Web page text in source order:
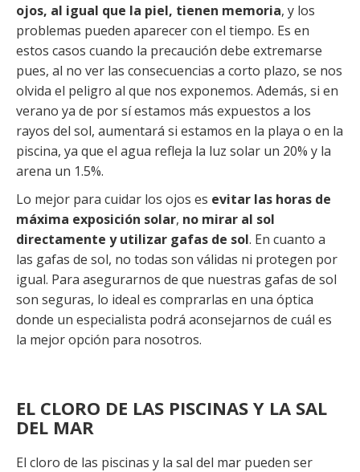
ojos, al igual que la piel, tienen memoria, y los
problemas pueden aparecer con el tiempo. Es en
estos casos cuando la precaución debe extremarse
pues, al no ver las consecuencias a corto plazo, se nos
olvida el peligro al que nos exponemos. Además, si en
verano ya de por sí estamos más expuestos a los
rayos del sol, aumentará si estamos en la playa o en la
piscina, ya que el agua refleja la luz solar un 20% y la
arena un 1.5%.
Lo mejor para cuidar los ojos es evitar las horas de
máxima exposición solar, no mirar al sol
directamente y utilizar gafas de sol. En cuanto a
las gafas de sol, no todas son válidas ni protegen por
igual. Para asegurarnos de que nuestras gafas de sol
son seguras, lo ideal es comprarlas en una óptica
donde un especialista podrá aconsejarnos de cuál es
la mejor opción para nosotros.
EL CLORO DE LAS PISCINAS Y LA SAL
DEL MAR
El cloro de las piscinas y la sal del mar pueden ser